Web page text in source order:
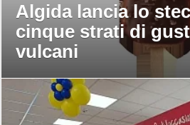
Algida lancia lo
cinque strati di
vulcani